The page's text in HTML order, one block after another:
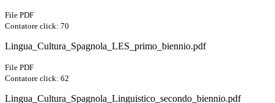
File PDF
Contatore click: 70
Lingua_Cultura_Spagnola_LES_primo_biennio.pdf
File PDF
Contatore click: 62
Lingua_Cultura_Spagnola_Linguistico_secondo_biennio.pdf